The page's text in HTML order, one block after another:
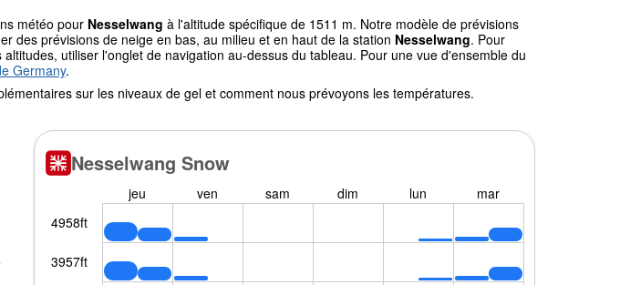
météo pour Nesselwang à l'altitude spécifique de 1511 m. Notre modèle de prévisions
des prévisions de neige en bas, au milieu et en haut de la station Nesselwang. Pour
utiliser l'onglet de navigation au-dessus du tableau. Pour une vue d'ensemble du
Germany.
sur les niveaux de gel et comment nous prévoyons les températures.